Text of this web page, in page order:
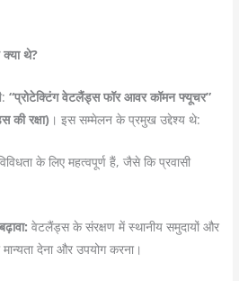
थे?
“प्रोटेक्टिंग वेटलैंड्स फॉर आवर कॉमन फ्यूचर”
की रक्षा) । इस सम्मेलन के प्रमुख उद्देश्य थे:
के लिए महत्वपूर्ण हैं, जैसे कि प्रवासी
वेटलैंड्स के संरक्षण में स्थानीय समुदायों और
देना और उपयोग करना।